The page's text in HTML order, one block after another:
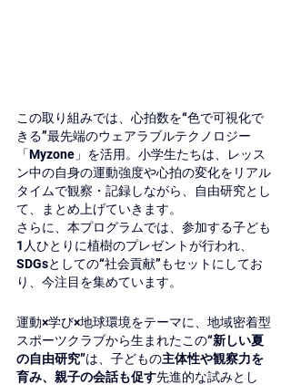
この取り組みでは、心拍数を“色で可視化で
きる”最先端のウェアラブルテクノロジー
「Myzone」を活用。小学生たちは、レッス
ン中の自身の運動強度や心拍の変化をリアル
タイムで観察・記録しながら、自由研究とし
て、まとめ上げていきます。
さらに、本プログラムでは、参加する子ども
1人ひとりに植樹のプレゼントが行われ、
SDGsとしての“社会貢献”もセットにしてお
り、今注目を集めています。
運動×学び×地球環境をテーマに、地域密着型
スポーツクラブから生まれたこの“新しい夏
の自由研究”は、子どもの主体性や観察力を
育み、親子の会話も促す先進的な試みとし